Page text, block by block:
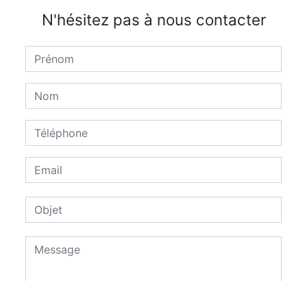
N'hésitez pas à nous contacter